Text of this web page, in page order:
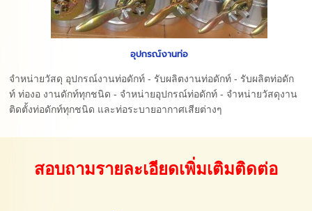
อุปกรณ์งานท่อ
จำหน่ายวัสดุ อุปกรณ์งานท่อดักท์ - รับผลิตงานท่อดักท์ - รับผลิตท่อดัก
ท์ ท่องอ งานดักท์ทุกชนิด - จำหน่ายอุปกรณ์ท่อดักท์ - จำหน่ายวัสดุงาน
ติดตั้งท่อดักท์ทุกชนิด และท่อระบายอากาศเสียต่างๆ
สอบถามรายละเอียดเพิ่มเติมติดต่อ